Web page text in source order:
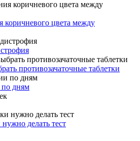
коричневого цвета между
противозачаточные таблетки
по дням
делать тест